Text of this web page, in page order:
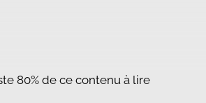
80% de ce contenu à lire